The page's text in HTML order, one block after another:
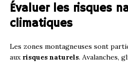
Évaluer les risques
climatiques
Les zones montagneuses sont
aux risques naturels. Avalanches,